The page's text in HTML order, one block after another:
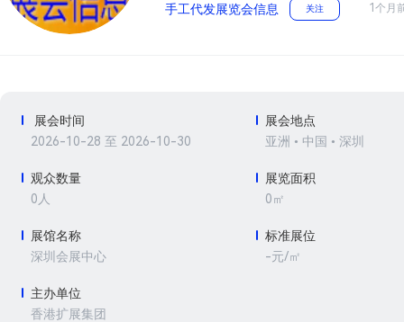
手工代发展览会信息 关注 1个月
展会时间
2026-10-28 至 2026-10-30
展会地点
亚洲 • 中国 • 深圳
观众数量
0人
展览面积
0㎡
展馆名称
深圳会展中心
标准展位
-元/㎡
主办单位
香港扩展集团